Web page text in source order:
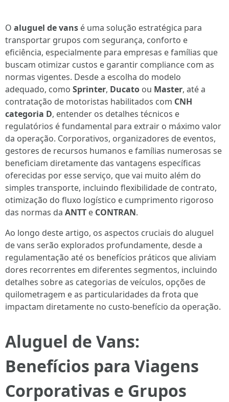
O aluguel de vans é uma solução estratégica para
transportar grupos com segurança, conforto e
eficiência, especialmente para empresas e famílias que
buscam otimizar custos e garantir compliance com as
normas vigentes. Desde a escolha do modelo
adequado, como Sprinter, Ducato ou Master, até a
contratação de motoristas habilitados com CNH
categoria D, entender os detalhes técnicos e
regulatórios é fundamental para extrair o máximo valor
da operação. Corporativos, organizadores de eventos,
gestores de recursos humanos e famílias numerosas se
beneficiam diretamente das vantagens específicas
oferecidas por esse serviço, que vai muito além do
simples transporte, incluindo flexibilidade de contrato,
otimização do fluxo logístico e cumprimento rigoroso
das normas da ANTT e CONTRAN.
Ao longo deste artigo, os aspectos cruciais do aluguel
de vans serão explorados profundamente, desde a
regulamentação até os benefícios práticos que aliviam
dores recorrentes em diferentes segmentos, incluindo
detalhes sobre as categorias de veículos, opções de
quilometragem e as particularidades da frota que
impactam diretamente no custo-benefício da operação.
Aluguel de Vans:
Benefícios para Viagens
Corporativas e Grupos